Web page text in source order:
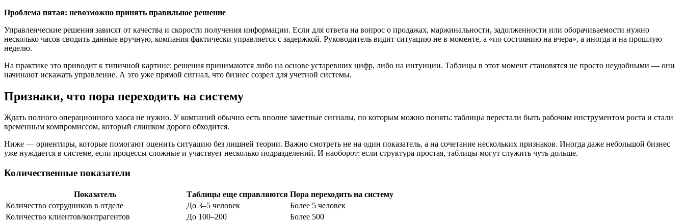
Проблема пятая: невозможно принять правильное решение
Управленческие решения зависят от качества и скорости получения информации. Если для ответа на вопрос о продажах, маржинальности, задолженности или оборачиваемости нужно
несколько часов сводить данные вручную, компания фактически управляется с задержкой. Руководитель видит ситуацию не в моменте, а «по состоянию на вчера», а иногда и на прошлую
неделю.
На практике это приводит к типичной картине: решения принимаются либо на основе устаревших цифр, либо на интуиции. Таблицы в этот момент становятся не просто неудобными — они
начинают искажать управление. А это уже прямой сигнал, что бизнес созрел для учетной системы.
Признаки, что пора переходить на систему
Ждать полного операционного хаоса не нужно. У компаний обычно есть вполне заметные сигналы, по которым можно понять: таблицы перестали быть рабочим инструментом роста и стали
временным компромиссом, который слишком дорого обходится.
Ниже — ориентиры, которые помогают оценить ситуацию без лишней теории. Важно смотреть не на один показатель, а на сочетание нескольких признаков. Иногда даже небольшой бизнес
уже нуждается в системе, если процессы сложные и участвует несколько подразделений. И наоборот: если структура простая, таблицы могут служить чуть дольше.
Количественные показатели
Показатель Таблицы еще справляются Пора переходить на систему
Количество сотрудников в отделе
До 3–5 человек
Более 5 человек
Количество клиентов/контрагентов
До 100–200 Более 500